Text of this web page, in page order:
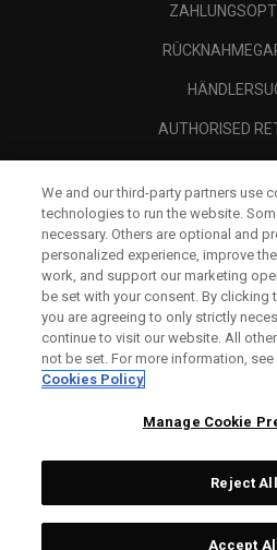
AUTHORISED
Topgolf
We and our third-party partners use
technologies to run the website.
necessary. Others are optional and
personalized experience, improve
work, and support our marketing
be set with your consent. By clicking
you are agreeing to only strictly
continue to visit our website. All
not be set. For more information, see
Cookies Policy
Manage Cookie
Reject All
Accept All